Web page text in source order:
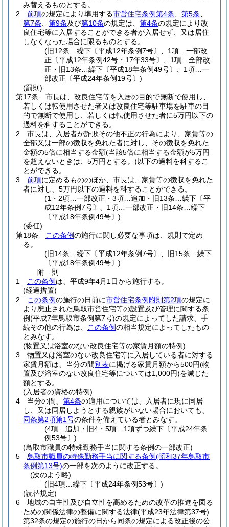
み替えるものとする。
2
前項の規定により準用する市営住宅条例第4条 第5条
第7条
第9条及び第10条の規定は、 第4条の規定により改
良住宅等に入居することができる者が入居せず、又は居住
しなくなった場合に限るものとする。
(旧12条…繰下〔平成12年条例7号〕、1項…一部改
正〔平成12年条例42号・17年33号〕、1項…全部改
正・旧13条…繰下〔平成18年条例49号〕、1項…一
部改正〔平成24年条例19号〕)
(罰則)
第17条
市長は、改良住宅等を入居の目的で無断で使用し、
若しくは転使用させた者又は改良住宅等駐車場を駐車の目
的で無断で使用し、若しくは転使用させた者に5万円以下の
過料を科することができる。
2
市長は、入居者が詐欺その他不正の行為により、家賃等の
全部又は一部の徴収を免れた者に対し、その徴収を免れた
金額の5倍に相当する金額(当該5倍に相当する金額が5万円
を超えないときは、5万円とする。)以下の過料を科するこ
とができる。
3
前項に定めるもののほか、市長は、家賃等の徴収を免れた
者に対し、5万円以下の過料を科することができる。
(1・2項…一部改正・3項…追加・旧13条…繰下〔平
成12年条例7号〕、1項…一部改正・旧14条…繰下
〔平成18年条例49号〕)
(委任)
第18条
この条例の施行に関し必要な事項は、規則で定め
る。
(旧14条…繰下〔平成12年条例7号〕、旧15条…繰下
〔平成18年条例49号〕)
附 則
1
この条例 は、平成9年4月1日から施行する。
(経過措置)
2
この条例の施行の日前に市営住宅条例附則第2項の規定に
より廃止された鳥取市営住宅等の設置及び管理に関する条
例(平成7年鳥取市条例第7号)の規定によってした請求、手
続その他の行為は、
この条例の相当規定によってしたもの
とみなす。
(物置又は浴室のない改良住宅等の家賃月額の特例)
3
物置又は浴室のない改良住宅等に入居している者に対する
家賃月額は、当分の間別表に掲げる家賃月額から500円(物
置及び浴室のない改良住宅等については1,000円)を減じた
額とする。
(入居者の資格の特例)
4
当分の間、 第4条の適用については、入居者に現に同居
し、又は同居しようとする親族がいない場合においても、
同条第2項第1号の条件を備えている者とみなす。
(4項…追加・旧4・5項…1項ずつ繰下〔平成24年条
例53号〕)
(鳥取市職員の特殊勤務手当に関する条例の一部改正)
5
鳥取市職員の特殊勤務手当に関する条例(昭和37年鳥取市
条例第13号)の一部を次のように改正する。
(次のよう略)
(旧4項…繰下〔平成24年条例53号〕)
(読替規定)
6
地域の自主性及び自立性を高めるための改革の推進を図る
ための関係法律の整備に関する法律(平成23年法律第37号)
第32条の規定の施行の日から同条の規定による改正後の公